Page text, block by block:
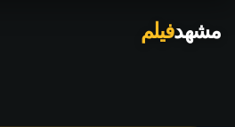
مشهدفیلم